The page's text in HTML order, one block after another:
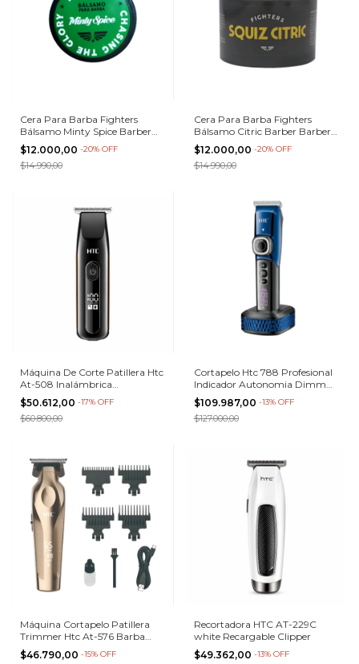
Cera Para Barba Fighters
Bálsamo Minty Spice Barber
Barbería Pelo
$12.000,00 -20% OFF
$14.990,00
Cera Para Barba Fighters
Bálsamo Citric Barber Barbería
Pelo Madera
$12.000,00 -20% OFF
$14.990,00
Máquina De Corte Patillera Htc
At-508 Inalámbrica
Recargable Negro
$50.612,00 -17% OFF
$60.800,00
Cortapelo Htc 788 Profesional
Indicador Autonomia Dimm
Color Azul
$109.987,00 -13% OFF
$127.000,00
Máquina Cortapelo Patillera
Trimmer Htc At-576 Barba
Pelo Dorado
$46.790,00 -15% OFF
Recortadora HTC AT-229C
white Recargable Clipper
$49.362,00 -13% OFF